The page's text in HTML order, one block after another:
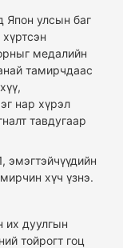
Япон улсын баг
медалийн
тамирчдаас
нар хүрэл
тавдугаар
эмэгтэйчүүдийн
хүч үзнэ.
их дуулгын
тойрогт гоц